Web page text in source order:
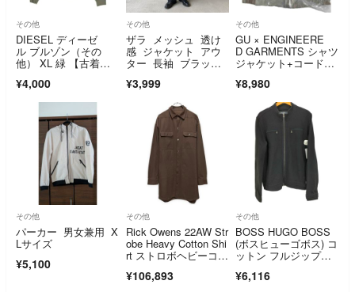
その他
DIESEL ディーゼ
ル ブルゾン（その
他） XL 緑 【古着】
¥4,000
その他
ザラ メッシュ 透け
感 ジャケット アウ
ター 長袖 ブラッ
¥3,999
その他
GU × ENGINEERE
D GARMENTS シャツ
ジャケット+コードレ
ツ ストライプ L
¥8,980
その他
パーカー 男女兼用 X
Lサイズ
¥5,100
その他
Rick Owens 22AW Str
obe Heavy Cotton Shi
rt ストロボヘビーコッ
ト ブラウス ブルゾ
¥106,893
その他
BOSS HUGO BOSS
(ボスヒューゴボス) コ
ットン フルジップジ
¥6,116